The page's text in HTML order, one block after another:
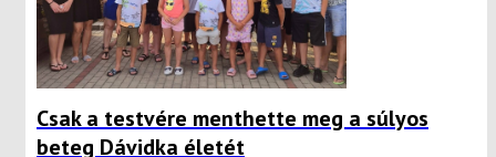
Csak a testvére menthette meg a súlyos
beteg Dávidka életét